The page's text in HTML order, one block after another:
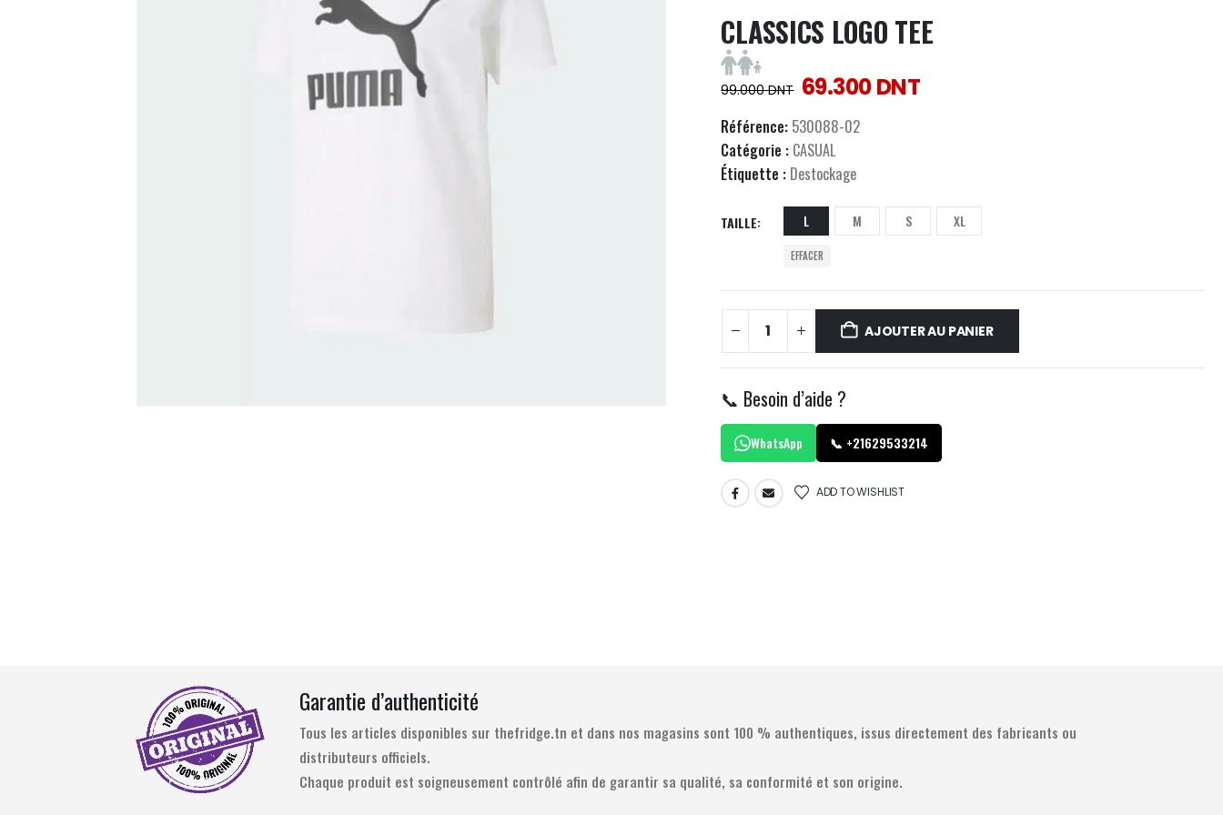
CLASSICS LOGO TEE
99.000DNT 69.300DNT
Référence: 530088-02
Catégorie : CASUAL
Étiquette : Destockage
TAILLE L M S XL
EFFACER
AJOUTER AU PANIER
📞 Besoin d’aide ?
WhatsApp 📞 +21629533214
ADD TO WISHLIST
Garantie d’authenticité
Tous les articles disponibles sur thefridge.tn et dans nos magasins sont 100 % authentiques, issus directement des fabricants ou
distributeurs officiels.
Chaque produit est soigneusement contrôlé afin de garantir sa qualité, sa conformité et son origine.